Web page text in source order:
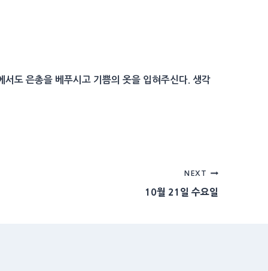
도 은총을 베푸시고 기쁨의 옷을 입혀주신다. 생각
NEXT
10월 21일 수요일